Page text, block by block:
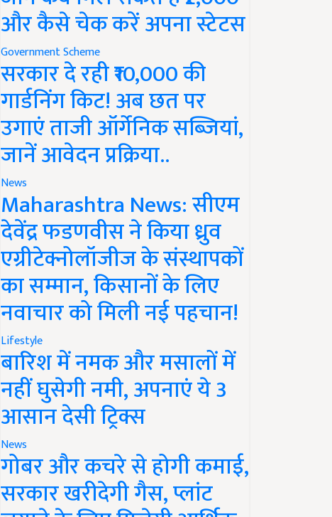
और कैसे चेक करें अपना स्टेटस
Government Scheme
सरकार दे रही ₹10,000 की
गार्डनिंग किट! अब छत पर
उगाएं ताजी ऑर्गेनिक सब्जियां,
जानें आवेदन प्रक्रिया..
News
Maharashtra News: सीएम
देवेंद्र फडणवीस ने किया ध्रुव
एग्रीटेक्नोलॉजीज के संस्थापकों
का सम्मान, किसानों के लिए
नवाचार को मिली नई पहचान!
Lifestyle
बारिश में नमक और मसालों में
नहीं घुसेगी नमी, अपनाएं ये 3
आसान देसी ट्रिक्स
News
गोबर और कचरे से होगी कमाई,
सरकार खरीदेगी गैस, प्लांट